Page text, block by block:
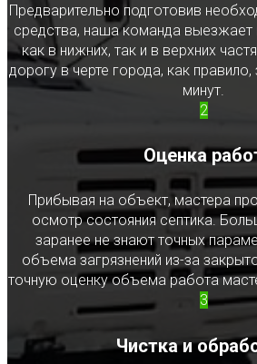
Предварительно подготовив
средства, наша команда
как в нижних, так и в верхних
дорогу в черте города, как
минут.
2
Оценка
Прибывая на объект, мастера
осмотр состояния септика.
заранее не знают точных
объема загрязнений из-за
точную оценку объема работа
3
Чистка и